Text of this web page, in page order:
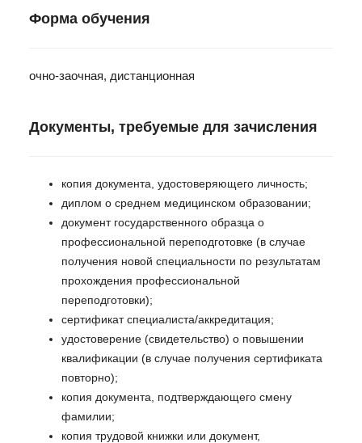
Форма обучения
очно-заочная, дистанционная
Документы, требуемые для зачисления
копия документа, удостоверяющего личность;
диплом о среднем медицинском образовании;
документ государственного образца о
профессиональной переподготовке (в случае
получения новой специальности по результатам
прохождения профессиональной
переподготовки);
сертификат специалиста/аккредитация;
удостоверение (свидетельство) о повышении
квалификации (в случае получения сертификата
повторно);
копия документа, подтверждающего смену
фамилии;
копия трудовой книжки или документ,